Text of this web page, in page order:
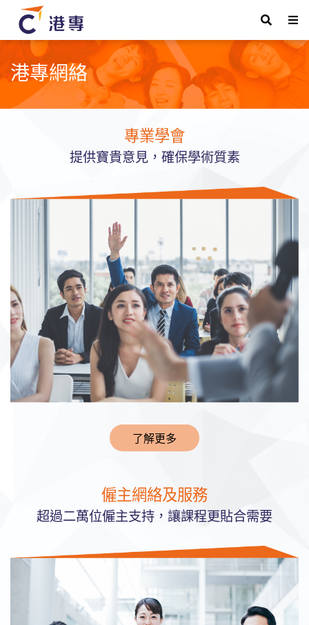
港專網絡
專業學會
提供寶貴意見，確保學術質素
了解更多
僱主網絡及服務
超過二萬位僱主支持，讓課程更貼合需要